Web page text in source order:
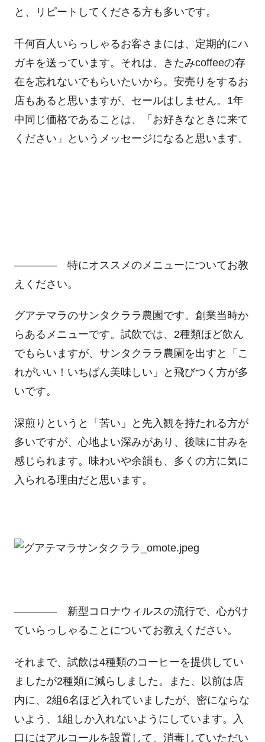
と、リピートしてくださる方も多いです。
千何百人いらっしゃるお客さまには、定期的にハ
ガキを送っています。それは、きたみcoffeeの存
在を忘れないでもらいたいから。安売りをするお
店もあると思いますが、セールはしません。1年
中同じ価格であることは、「お好きなときに来て
ください」というメッセージになると思います。
―――― 特にオススメのメニューについてお教
えください。
グアテマラのサンタクララ農園です。創業当時か
らあるメニューです。試飲では、2種類ほど飲ん
でもらいますが、サンタクララ農園を出すと「こ
れがいい！いちばん美味しい」と飛びつく方が多
いです。
深煎りというと「苦い」と先入観を持たれる方が
多いですが、心地よい深みがあり、後味に甘みを
感じられます。味わいや余韻も、多くの方に気に
入られる理由だと思います。
―――― 新型コロナウィルスの流行で、心がけ
ていらっしゃることについてお教えください。
それまで、試飲は4種類のコーヒーを提供してい
ましたが2種類に減らしました。また、以前は店
内に、2組6名ほど入れていましたが、密にならな
いよう、1組しか入れないようにしています。入
口にはアルコールを設置して、消毒していただい